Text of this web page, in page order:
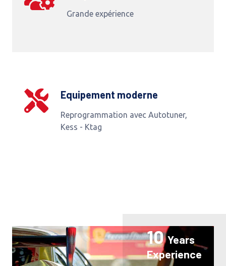
Grande expérience
Equipement moderne
Reprogrammation avec Autotuner,
Kess - Ktag
10Years
Experience